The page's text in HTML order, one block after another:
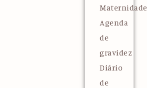
Maternidade
Agenda
de
gravidez
Diário
de